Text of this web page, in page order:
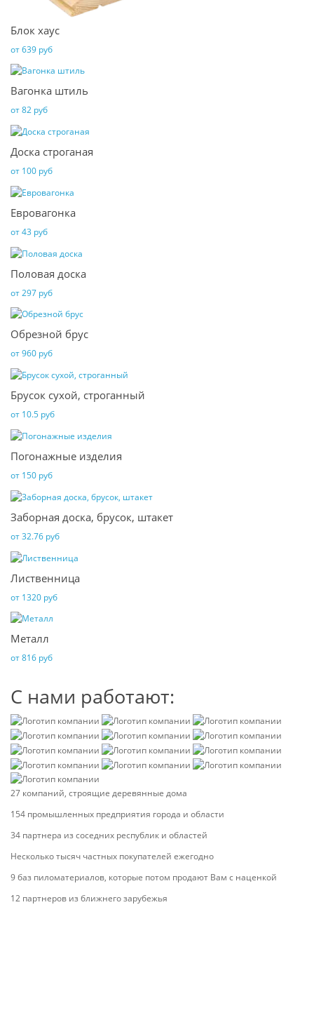
Блок хаус
от 639 руб
Вагонка штиль
от 82 руб
Доска строганая
от 100 руб
Евровагонка
от 43 руб
Половая доска
от 297 руб
Обрезной брус
от 960 руб
Брусок сухой, строганный
от 10.5 руб
Погонажные изделия
от 150 руб
Заборная доска, брусок, штакет
от 32.76 руб
Лиственница
от 1320 руб
Металл
от 816 руб
С нами работают:
27 компаний, строящие деревянные дома
154 промышленных предприятия города и области
34 партнера из соседних республик и областей
Несколько тысяч частных покупателей ежегодно
9 баз пиломатериалов, которые потом продают Вам с наценкой
12 партнеров из ближнего зарубежья